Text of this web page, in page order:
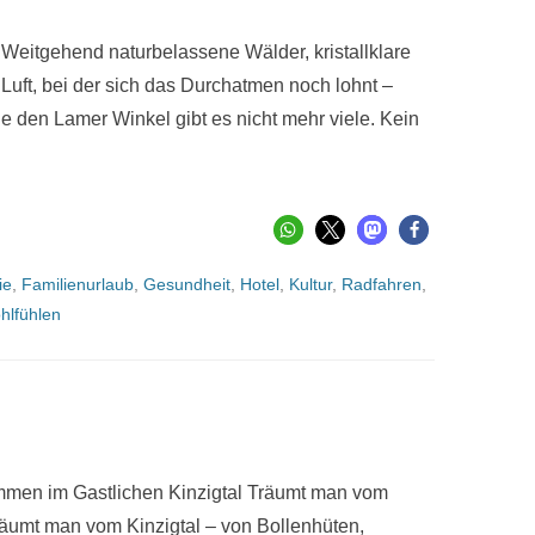
naturbelassene Wälder, kristallklare
bei der sich das Durchatmen noch lohnt –
den Lamer Winkel gibt es nicht mehr viele. Kein
Familienurlaub Gesundheit Hotel Kultur, Radfahren
im Gastlichen Kinzigtal Träumt man vom
man vom Kinzigtal – von Bollenhüten,